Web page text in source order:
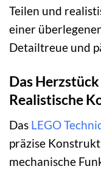
Teilen und
einer
Detailtreue und
Das
Realistische
Das LEGO
präzise
mechanische